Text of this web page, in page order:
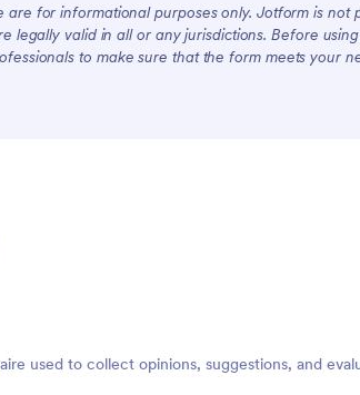
are for informational purposes only. Jotform is
legally valid in all or any jurisdictions. Before
to make sure that the form meets your
used to collect opinions, suggestions, and